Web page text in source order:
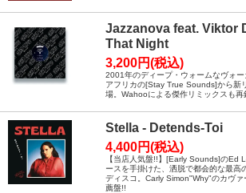
Jazzanova feat. Viktor
That Night
3,200円(税込)
2001年のディープ・ウォームなヴォ
アフリカの[Stay True Sounds]から新
場。Wahooによる傑作リミックスも再
Stella - Detends-Toi
4,400円(税込)
【当店人気盤!!】[Early Sounds]のEd
ースを手掛けた、洒脱で都会的な最高
ディスコ。Carly Simon"Why"のカヴァ
薦盤!!